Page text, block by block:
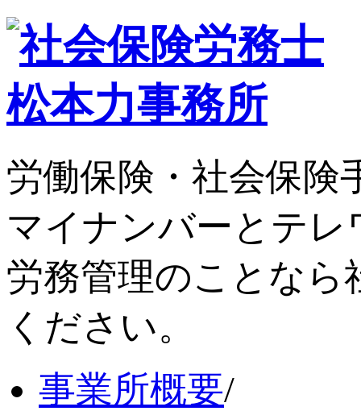
労働保険・社会保険
マイナンバーとテ
労務管理のことなら
ください。
事業所概要/